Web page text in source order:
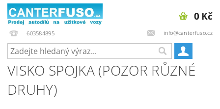
603584895 info@canterfuso.cz
0 Kč
VISKO SPOJKA (POZOR RŮZNÉ
DRUHY)